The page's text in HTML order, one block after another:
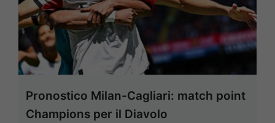
Pronostico Milan-Cagliari: match point
Champions per il Diavolo